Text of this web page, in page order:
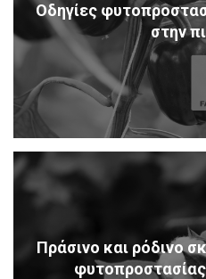
Οδηγίες
στην
Πράσινο και ρόδινο